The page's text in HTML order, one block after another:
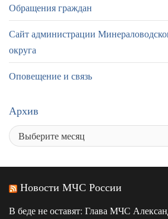
Обращения граждан
Сайт администрации
округа
Оповещение и связь
Архив
Новости МЧС России
В беде не оставят: Глава МЧС